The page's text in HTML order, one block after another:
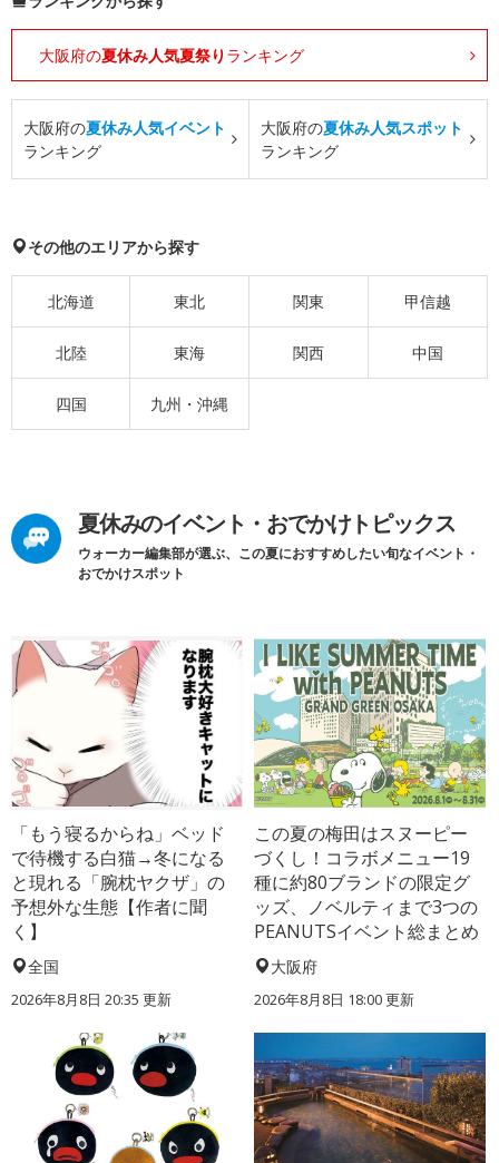
大阪府の夏休み人気夏祭り ランキング
大阪府の夏休み人気イベント
ランキング
大阪府の夏休み人気スポット
ランキング
その他のエリアから探す
北海道 東北 関東 甲信越
北陸 東海 関西 中国
四国 九州・沖縄
夏休みのイベント・おでかけトピックス
ウォーカー編集部が選ぶ、この夏におすすめしたい旬なイベント・
おでかけスポット
「もう寝るからね」ベッド
で待機する白猫→冬になる
と現れる「腕枕ヤクザ」の
予想外な生態【作者に聞
く】
全国
2026年8月8日 20:35 更新
この夏の梅田はスヌーピー
づくし！コラボメニュー19
種に約80ブランドの限定グ
ッズ、ノベルティまで3つの
PEANUTSイベント総まとめ
大阪府
2026年8月8日 18:00更新